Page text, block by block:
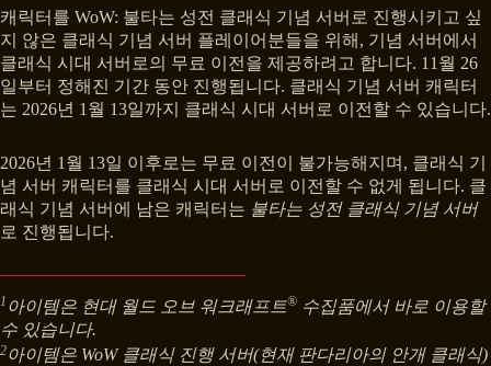
캐릭터를 WoW: 불타는 성전 클래식 기념 서버로 진행시키고 싶
지 않은 클래식 기념 서버 플레이어분들을 위해, 기념 서버에서
클래식 시대 서버로의 무료 이전을 제공하려고 합니다. 11월 26
일부터 정해진 기간 동안 진행됩니다. 클래식 기념 서버 캐릭터
는 2026년 1월 13일까지 클래식 시대 서버로 이전할 수 있습니다.
2026년 1월 13일 이후로는 무료 이전이 불가능해지며, 클래식 기
념 서버 캐릭터를 클래식 시대 서버로 이전할 수 없게 됩니다. 클
래식 기념 서버에 남은 캐릭터는 불타는 성전 클래식 기념 서버
로 진행됩니다.
1 아이템은 현대 월드 오브 워크래프트® 수집품에서 바로 이용할
수 있습니다.
2아이템은 WoW 클래식 진행 서버(현재 판다리아의 안개 클래식)